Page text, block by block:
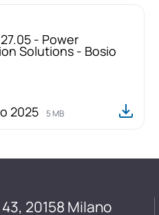
- Power
Solutions - Bosio
2025 5 MB
20158 Milano